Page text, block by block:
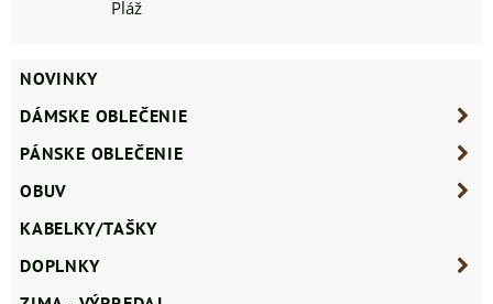
Pláž
NOVINKY
DÁMSKE OBLEČENIE
PÁNSKE OBLEČENIE
OBUV
KABELKY/TAŠKY
DOPLNKY